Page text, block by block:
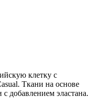
клетку с
Ткани на основе
добавлением эластана.